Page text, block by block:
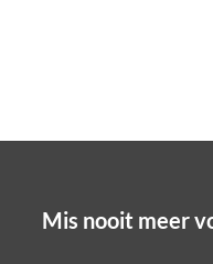
Mis nooit meer